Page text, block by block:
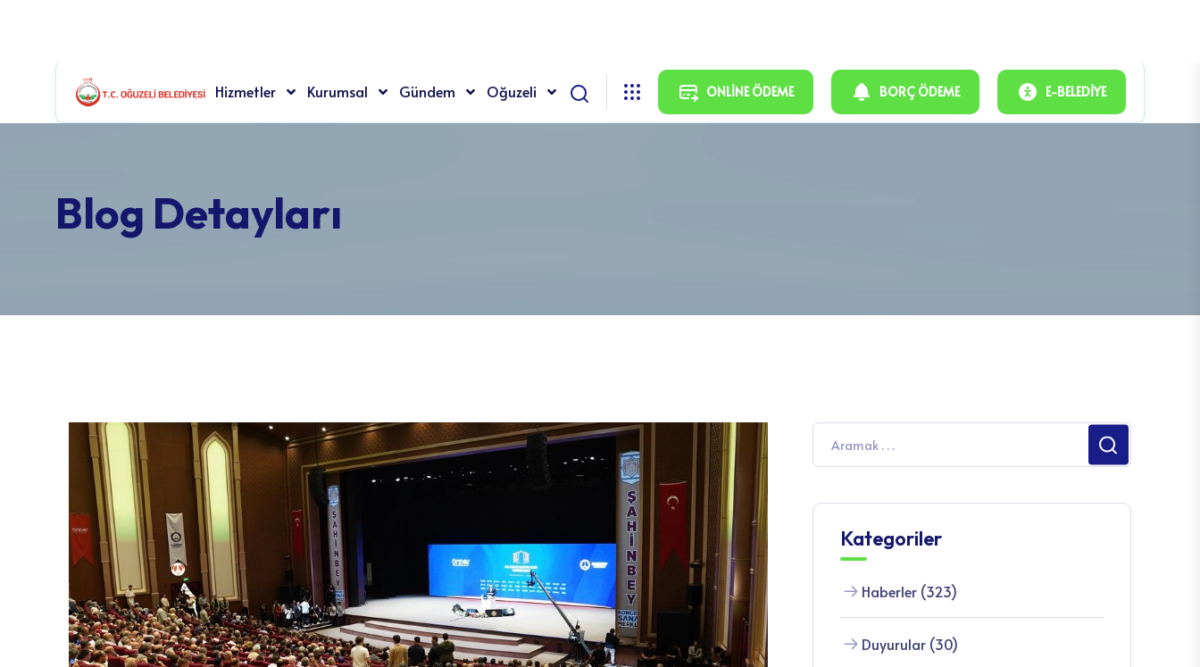
Hizmetler Kurumsal Gündem Oğuzeli ONLINE ÖDEME BORÇ ÖDEME E-BELEDIYE
Blog Detayları
Kategoriler
Haberler (323)
Duyurular (30)